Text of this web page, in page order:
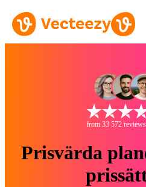
from 33 572
Prisvärda